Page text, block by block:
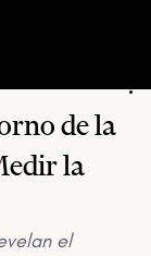
de la
la
el